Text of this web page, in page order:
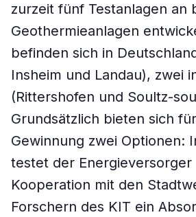
zurzeit fünf Testanlagen an
Geothermieanlagen
befinden sich in
Insheim und Landau), zwei
(Rittershofen und Soultz-
Grundsätzlich bieten sich
Gewinnung zwei Optionen:
testet der Energieversorger
Kooperation mit den
Forschern des KIT ein